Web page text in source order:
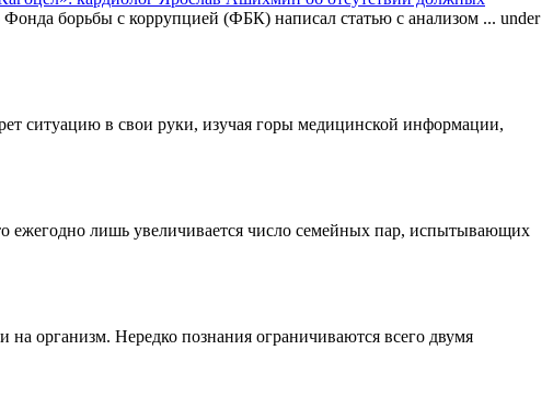
борьбы с коррупцией (ФБК) написал статью с анализом ... under
ситуацию в свои руки, изучая горы медицинской информации,
ежегодно лишь увеличивается число семейных пар, испытывающих
организм. Нередко познания ограничиваются всего двумя